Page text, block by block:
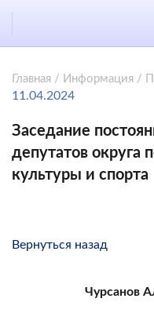
Главная / Информация /
11.04.2024
Заседание
депутатов округа
культуры и спорта
Вернуться назад
Чурсанов